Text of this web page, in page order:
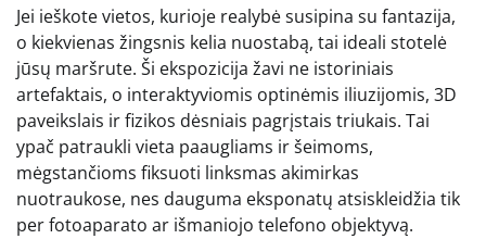
Jei ieškote vietos, kurioje realybė susipina su fantazija,
o kiekvienas žingsnis kelia nuostabą, tai ideali stotelė
jūsų maršrute. Ši ekspozicija žavi ne istoriniais
artefaktais, o interaktyviomis optinėmis iliuzijomis, 3D
paveikslais ir fizikos dėsniais pagrįstais triukais. Tai
ypač patraukli vieta paaugliams ir šeimoms,
mėgstančioms fiksuoti linksmas akimirkas
nuotraukose, nes dauguma eksponatų atsiskleidžia tik
per fotoaparato ar išmaniojo telefono objektyvą.